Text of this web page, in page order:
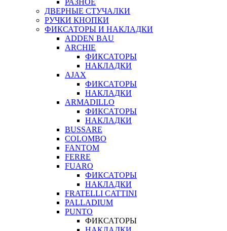
ДВЕРНЫЕ СТУЧАЛКИ
РУЧКИ КНОПКИ
ФИКСАТОРЫ И НАКЛАДКИ
ADDEN BAU
ARCHIE
ФИКСАТОРЫ
НАКЛАДКИ
AJAX
ФИКСАТОРЫ
НАКЛАДКИ
ARMADILLO
ФИКСАТОРЫ
НАКЛАДКИ
BUSSARE
COLOMBO
FANTOM
FERRE
FUARO
ФИКСАТОРЫ
НАКЛАДКИ
FRATELLI CATTINI
PALLADIUM
PUNTO
ФИКСАТОРЫ